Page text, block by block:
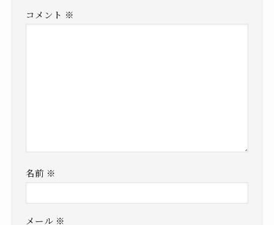
コメント ※
名前 ※
メール ※